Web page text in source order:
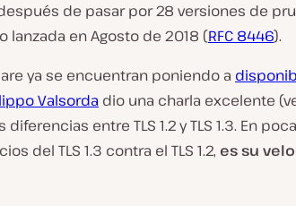
de pasar por 28 versiones de
lanzada en Agosto de 2018 (RFC 8446).
ya se encuentran poniendo a
Valsorda dio una charla excelente
entre TLS 1.2 y TLS 1.3. En
del TLS 1.3 contra el TLS 1.2, es su